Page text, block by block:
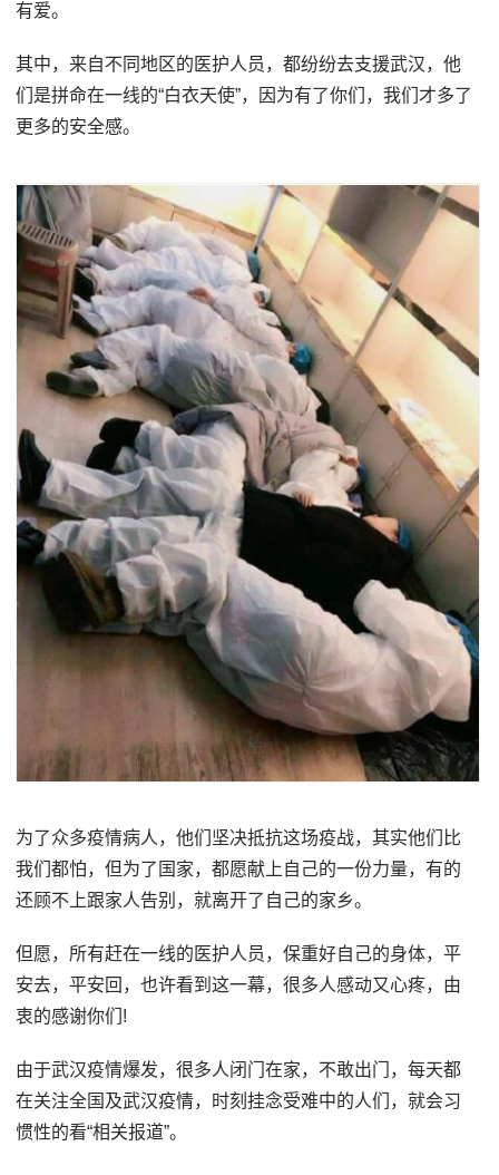
有爱。
其中，来自不同地区的医护人员，都纷纷去支援武汉，他
们是拼命在一线的“白衣天使”，因为有了你们，我们才多了
更多的安全感。
为了众多疫情病人，他们坚决抵抗这场疫战，其实他们比
我们都怕，但为了国家，都愿献上自己的一份力量，有的
还顾不上跟家人告别，就离开了自己的家乡。
但愿，所有赶在一线的医护人员，保重好自己的身体，平
安去，平安回，也许看到这一幕，很多人感动又心疼，由
衷的感谢你们!
由于武汉疫情爆发，很多人闭门在家，不敢出门，每天都
在关注全国及武汉疫情，时刻挂念受难中的人们，就会习
惯性的看“相关报道”。